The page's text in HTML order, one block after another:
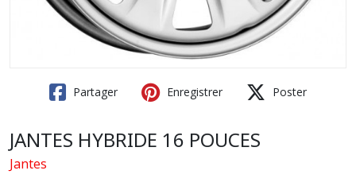
Partager Enregistrer Poster
JANTES HYBRIDE 16 POUCES
Jantes